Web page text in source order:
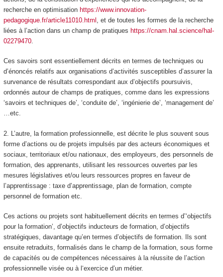
recherche en optimisation https://www.innovation-
pedagogique.fr/article11010.html , et de toutes les formes de la recherche
liées à l’action dans un champ de pratiques https://cnam.hal.science/hal-
02279470.
Ces savoirs sont essentiellement décrits en termes de techniques ou
d’énoncés relatifs aux organisations d’activités susceptibles d’assurer la
survenance de résultats correspondant aux d’objectifs poursuivis,
ordonnés autour de champs de pratiques, comme dans les expressions
‘savoirs et techniques de’, ‘conduite de’, ‘ingénierie de’, ‘management de’
…etc.
2. L’autre, la formation professionnelle, est décrite le plus souvent sous
forme d’actions ou de projets impulsés par des acteurs économiques et
sociaux, territoriaux et/ou nationaux, des employeurs, des personnels de
formation, des apprenants, utilisant les ressources ouvertes par les
mesures législatives et/ou leurs ressources propres en faveur de
l’apprentissage : taxe d’apprentissage, plan de formation, compte
personnel de formation etc.
Ces actions ou projets sont habituellement décrits en termes d’‘objectifs
pour la formation’, d’objectifs inducteurs de formation, d’objectifs
stratégiques, davantage qu’en termes d’objectifs de formation. Ils sont
ensuite retraduits, formalisés dans le champ de la formation, sous forme
de capacités ou de compétences nécessaires à la réussite de l’action
professionnelle visée ou à l‘exercice d’un métier.